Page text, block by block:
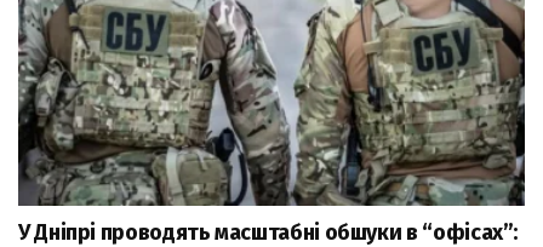
У Дніпрі проводять масштабні обшуки в “офісах”: